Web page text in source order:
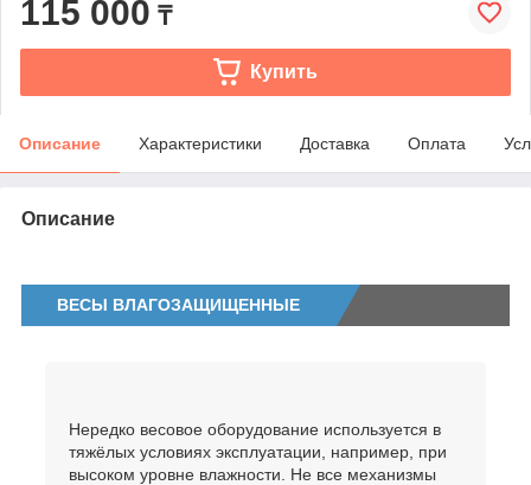
115 000 ₸
Купить
Описание Характеристики Доставка Оплата
Описание
ВЕСЫ ВЛАГОЗАЩИЩЕННЫЕ
Нередко весовое оборудование используется в
тяжёлых условиях эксплуатации, например, при
высоком уровне влажности. Не все механизмы